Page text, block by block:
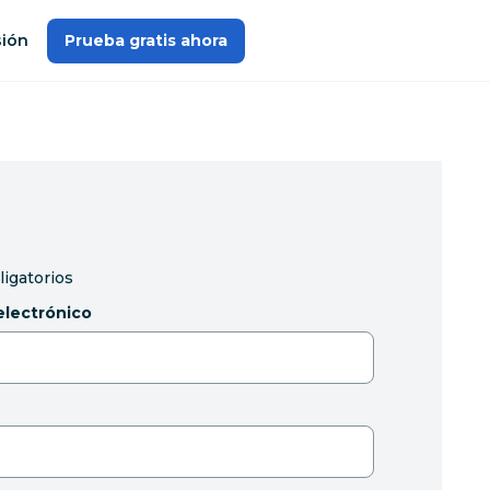
Prueba gratis ahora